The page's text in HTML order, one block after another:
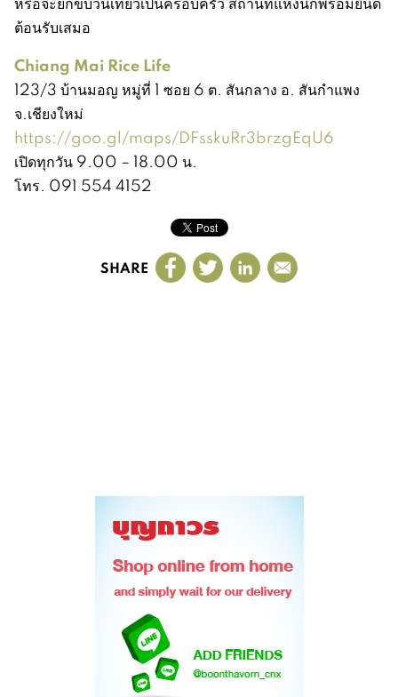
ต้อนรับเสมอ
Chiang Mai Rice Life
123/3 บ้านมอญ หมู่ที่ 1 ซอย 6 ต. สันกลาง อ. สันกำแพง
จ.เชียงใหม่
https://goo.gl/maps/DFsskuRr3brzgEqU6
เปิดทุกวัน 9.00 – 18.00 น.
โทร. 091 554 4152
SHARE